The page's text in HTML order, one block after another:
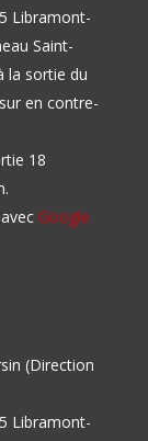
Libramont-
Saint-
la sortie du
en contre-
18
Google
(Direction
Libramont-